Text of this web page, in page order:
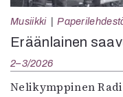
Musiikki
Eräänlainen
2–3/2026
Nelikymppinen